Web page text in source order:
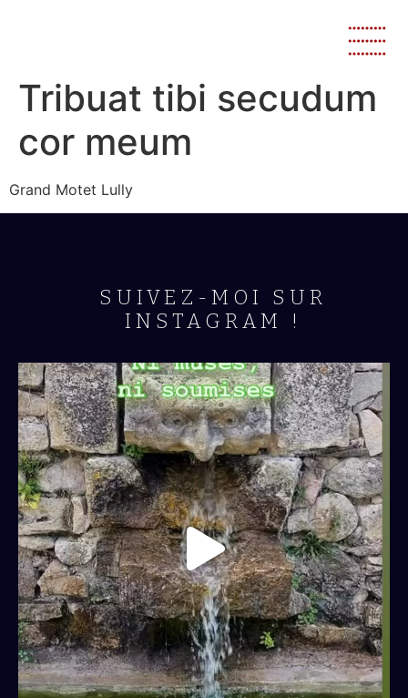
Tribuat tibi secudum
cor meum
Grand Motet Lully
SUIVEZ-MOI SUR
INSTAGRAM !